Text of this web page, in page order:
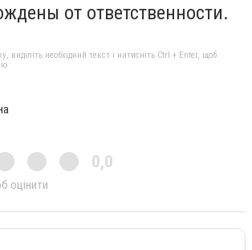
от ответственности.
необхідний текст і натисніть Ctrl + Enter, щоб
0,0
оцінити